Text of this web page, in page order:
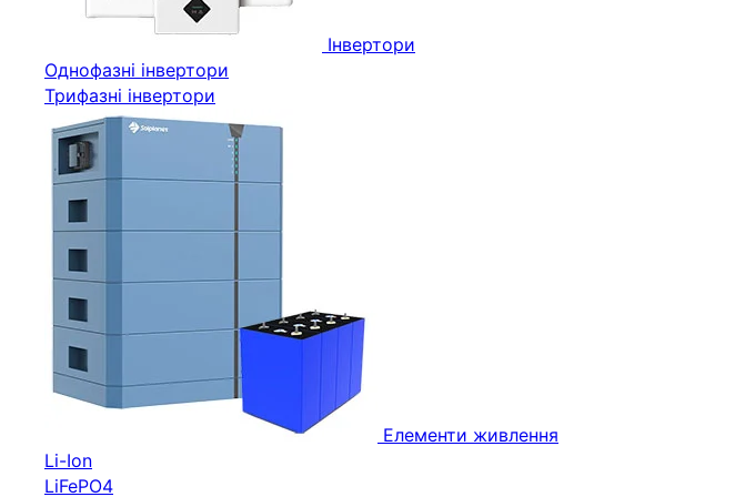
Інвертори
Однофазні інвертори
Трифазні інвертори
Елементи живлення
Li-Ion
LiFePO4